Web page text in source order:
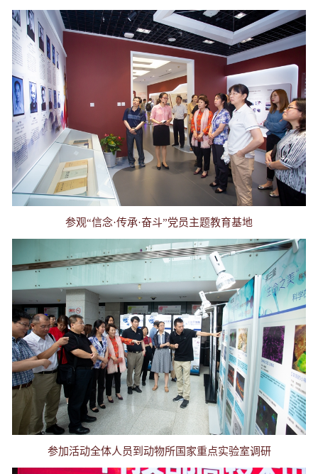
参观“信念·传承·奋斗”党员主题教育基地
参加活动全体人员到动物所国家重点实验室调研